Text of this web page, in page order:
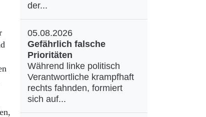
der...
05.08.2026
Gefährlich falsche
Prioritäten
Während linke politisch
Verantwortliche krampfhaft
rechts fahnden, formiert
sich auf...